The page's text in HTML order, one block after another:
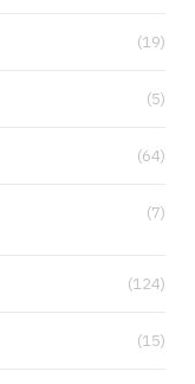
(19)
(5)
(64)
(7)
(124)
(15)